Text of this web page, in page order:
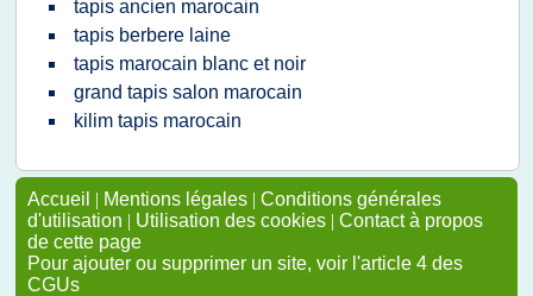
tapis ancien marocain
tapis berbere laine
tapis marocain blanc et noir
grand tapis salon marocain
kilim tapis marocain
Accueil | Mentions légales | Conditions générales
d'utilisation | Utilisation des cookies | Contact à propos
de cette page
Pour ajouter ou supprimer un site, voir l'article 4 des
CGUs